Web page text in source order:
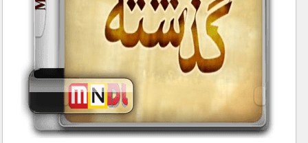
ماورایی
مسابقات / ورزشی
مستند های اختصاصی